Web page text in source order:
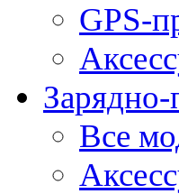
GPS-
Зарядно-
Все